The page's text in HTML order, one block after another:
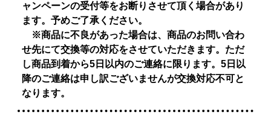
ャンペーンの受付等をお断りさせて頂く場合があり
ます。予めご了承ください。
※商品に不良があった場合は、商品のお問い合わ
せ先にて交換等の対応をさせていただきます。ただ
し商品到着から5日以内のご連絡に限ります。5日以
降のご連絡は申し訳ございませんが交換対応不可と
なります。